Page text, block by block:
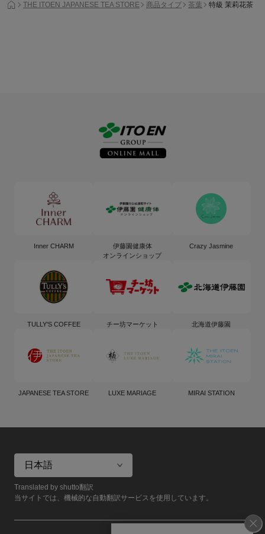
THE ITOEN JAPANESE TEA STORE 商品タイプ 茶葉 特級 茉莉花茶
Translated by shutto翻訳
当サイトでは、機械的な自動翻訳サービスを使用しています。
Inner CHARM
伊藤園健康体
オンラインショップ
Crazy Jasmine
TULLY'S COFFEE チー坊マーケット 北海道伊藤園
JAPANESE TEA STORE LUXE MARIAGE MIRAI STATION